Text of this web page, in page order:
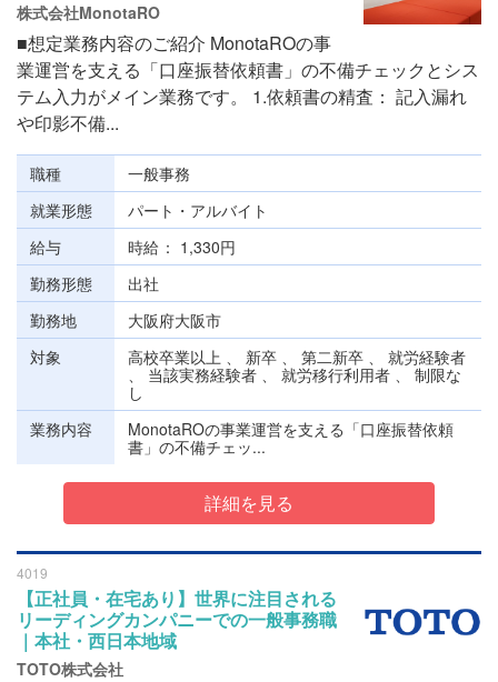
株式会社MonotaRO
■想定業務内容のご紹介 MonotaROの事
業運営を支える「口座振替依頼書」の不備チェックとシス
テム入力がメイン業務です。 1.依頼書の精査： 記入漏れ
や印影不備...
職種
一般事務
就業形態
パート・アルバイト
給与
時給
1,330円
勤務形態
出社
勤務地
大阪府大阪市
対象
高校卒業以上 、 新卒 、 第二新卒 、 就労経験者
、 当該実務経験者 、 就労移行利用者 、 制限な
し
業務内容
MonotaROの事業運営を支える「口座振替依頼
書」の不備チェッ...
詳細を見る
4019
【正社員・在宅あり】世界に注目される
リーディングカンパニーでの一般事務職
｜本社・西日本地域
TOTO株式会社